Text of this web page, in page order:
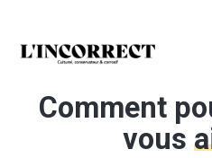
Comment
vous